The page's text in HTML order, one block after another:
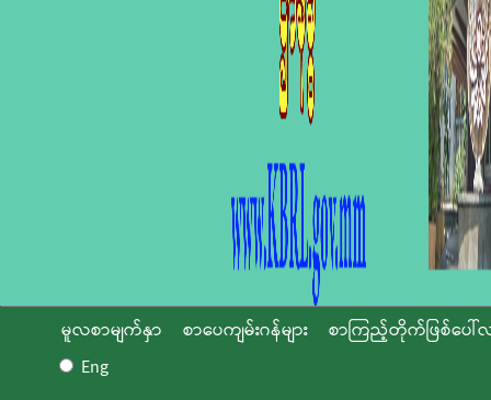
မူလစာမျက်နှာ စာပေကျမ်းဂန်များ
စာကြည့်တိုက်ဖြစ်ပေါ်
Eng